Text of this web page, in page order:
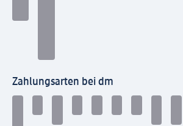
Zahlungsarten bei dm